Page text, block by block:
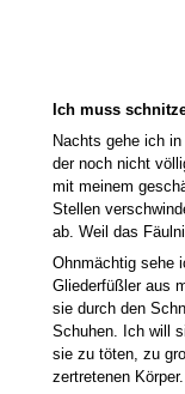
Ich muss
Nachts gehe ich
der noch nicht
mit meinem
Stellen
ab. Weil das
Ohnmächtig sehe
Gliederfüßler aus
sie durch den
Schuhen. Ich will
sie zu töten, zu
zertretenen Körper.